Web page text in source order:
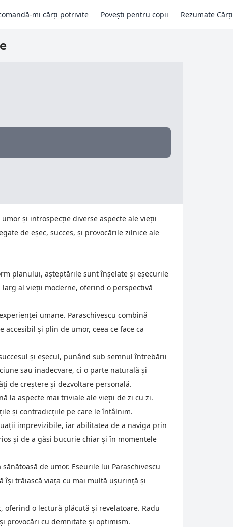
mi cărți potrivite Povești pentru copii Rezumate Cărți
și introspecție diverse aspecte ale vieții
de eșec, succes, și provocările zilnice ale
planului, așteptările sunt înșelate și eșecurile
al vieții moderne, oferind o perspectivă
umane. Paraschivescu combină
și plin de umor, ceea ce face ca
și eșecul, punând sub semnul întrebării
sau inadecvare, ci o parte naturală și
de creștere și dezvoltare personală.
la aspecte mai triviale ale vieții de zi cu zi.
și contradicțiile pe care le întâlnim.
imprevizibile, iar abilitatea de a naviga prin
și de a găsi bucurie chiar și în momentele
de umor. Eseurile lui Paraschivescu
își trăiască viața cu mai multă ușurință și
o lectură plăcută și revelatoare. Radu
provocări cu demnitate și optimism.